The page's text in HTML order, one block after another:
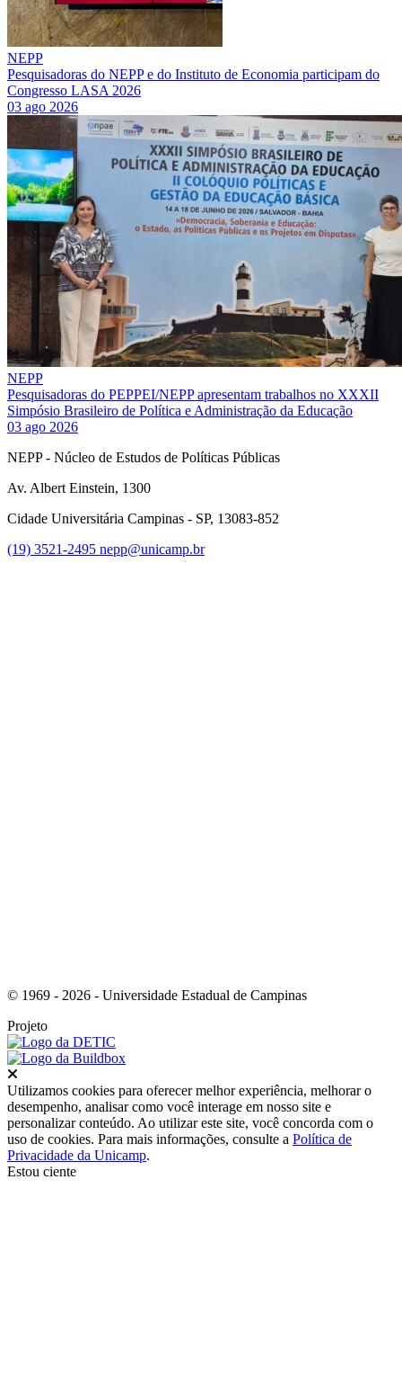
NEPP
Pesquisadoras do NEPP e do Instituto de Economia participam do
Congresso LASA 2026
03 ago 2026
NEPP
Pesquisadoras do PEPPEI/NEPP apresentam trabalhos no XXXII
Simpósio Brasileiro de Política e Administração da Educação
03 ago 2026
NEPP - Núcleo de Estudos de Políticas Públicas
Av. Albert Einstein, 1300
Cidade Universitária Campinas - SP, 13083-852
(19) 3521-2495 nepp@unicamp.br
© 1969 - 2026 - Universidade Estadual de Campinas
Projeto
Utilizamos cookies para oferecer melhor experiência, melhorar o
desempenho, analisar como você interage em nosso site e
personalizar conteúdo. Ao utilizar este site, você concorda com o
uso de cookies. Para mais informações, consulte a Política de
Privacidade da Unicamp.
Estou ciente